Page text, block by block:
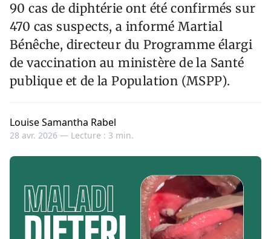
90 cas de diphtérie ont été confirmés sur
470 cas suspects, a informé Martial
Bénêche, directeur du Programme élargi
de vaccination au ministère de la Santé
publique et de la Population (MSPP).
Louise Samantha Rabel
28 avr. 2026 — Lecture : 3 min.